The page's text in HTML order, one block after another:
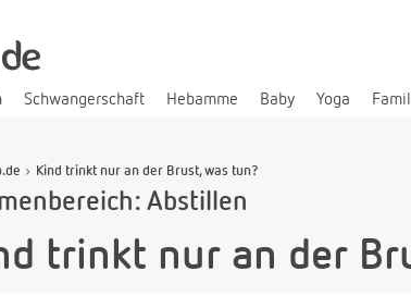
Schwangerschaft Hebamme Baby Yoga
Kind trinkt nur an der Brust, was tun?
Abstillen
trinkt nur an der